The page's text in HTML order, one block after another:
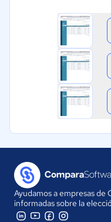
Ayudamos a empresas de
informadas sobre la